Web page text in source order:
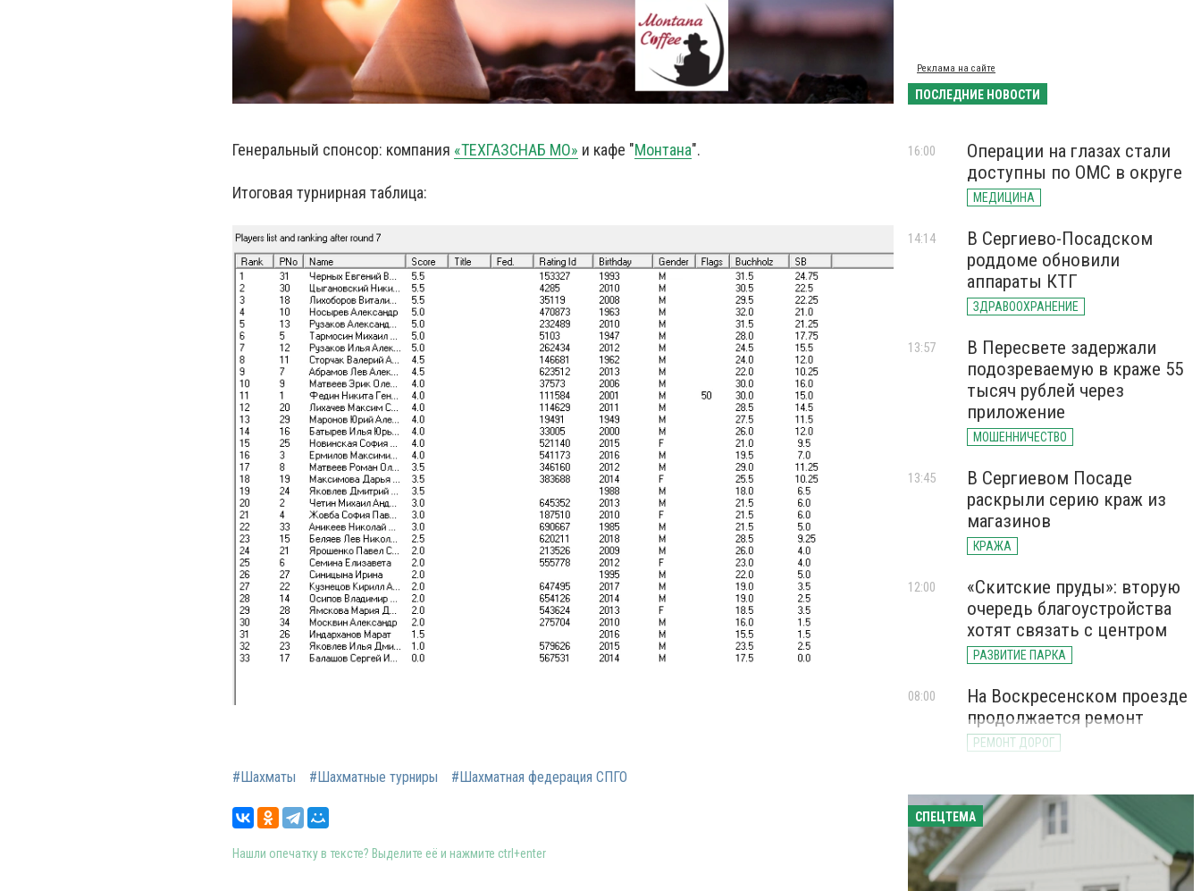
Генеральный спонсор: компания «ТЕХГАЗСНАБ МО» и кафе "Монтана".
Итоговая турнирная таблица:
#Шахматы #Шахматные турниры #Шахматная федерация СПГО
Нашли опечатку в тексте? Выделите её и нажмите ctrl+enter
Реклама на сайте
ПОСЛЕДНИЕ НОВОСТИ
Операции на глазах стали
доступны по ОМС в округе
МЕДИЦИНА
16:00
В Сергиево-Посадском
роддоме обновили
аппараты КТГ
ЗДРАВООХРАНЕНИЕ
14:14
В Пересвете задержали
подозреваемую в краже 55
тысяч рублей через
приложение
МОШЕННИЧЕСТВО
13:57
В Сергиевом Посаде
раскрыли серию краж из
магазинов
КРАЖА
13:45
«Скитские пруды»: вторую
очередь благоустройства
хотят связать с центром
РАЗВИТИЕ ПАРКА
12:00
На Воскресенском проезде
продолжается ремонт
РЕМОНТ ДОРОГ
08:00
СПЕЦТЕМА